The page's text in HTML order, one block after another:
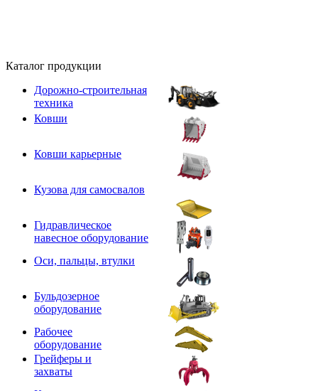
Каталог продукции
Дорожно-строительная
техника
Ковши
Ковши карьерные
Кузова для самосвалов
Гидравлическое
навесное оборудование
Оси, пальцы, втулки
Бульдозерное
оборудование
Рабочее
оборудование
Грейферы и
захваты